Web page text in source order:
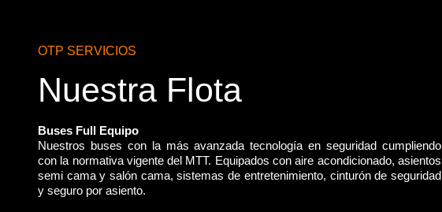
OTP SERVICIOS
Nuestra Flota
Buses Full Equipo
Nuestros buses con la más avanzada tecnología en seguridad cumpliendo
con la normativa vigente del MTT. Equipados con aire acondicionado, asientos
semi cama y salón cama, sistemas de entretenimiento, cinturón de seguridad
y seguro por asiento.